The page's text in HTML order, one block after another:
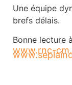
Une équipe
brefs délais.
Bonne lecture
www.rnc-